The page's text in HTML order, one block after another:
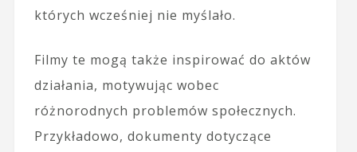
których wcześniej nie myślało.
Filmy te mogą także inspirować do aktów
działania, motywując wobec
różnorodnych problemów społecznych.
Przykładowo, dokumenty dotyczące